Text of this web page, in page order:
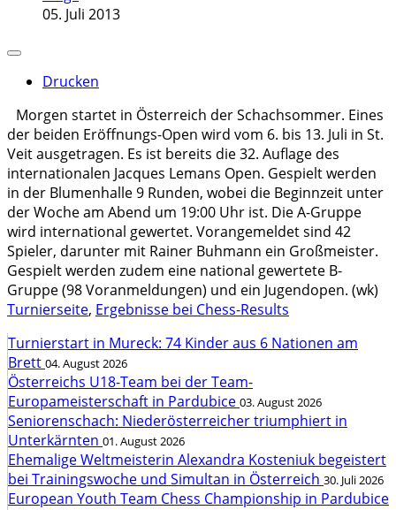
05. Juli 2013
Drucken
Morgen startet in Österreich der Schachsommer. Eines
der beiden Eröffnungs-Open wird vom 6. bis 13. Juli in St.
Veit ausgetragen. Es ist bereits die 32. Auflage des
internationalen Jacques Lemans Open. Gespielt werden
in der Blumenhalle 9 Runden, wobei die Beginnzeit unter
der Woche am Abend um 19:00 Uhr ist. Die A-Gruppe
wird international gewertet. Vorangemeldet sind 42
Spieler, darunter mit Rainer Buhmann ein Großmeister.
Gespielt werden zudem eine national gewertete B-
Gruppe (98 Voranmeldungen) und ein Jugendopen. (wk)
Turnierseite, Ergebnisse bei Chess-Results
Turnierstart in Mureck: 74 Kinder aus 6 Nationen am
Brett 04. August 2026
Österreichs U18-Team bei der Team-
Europameisterschaft in Pardubice 03. August 2026
Seniorenschach: Niederösterreicher triumphiert in
Unterkärnten 01. August 2026
Ehemalige Weltmeisterin Alexandra Kosteniuk begeistert
bei Trainingswoche und Simultan in Österreich 30. Juli 2026
European Youth Team Chess Championship in Pardubice